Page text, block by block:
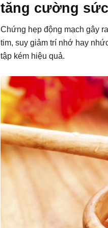
tăng cường
Chứng hẹp động mạch gây
tim, suy giảm trí nhớ hay
tập kém hiệu quả.